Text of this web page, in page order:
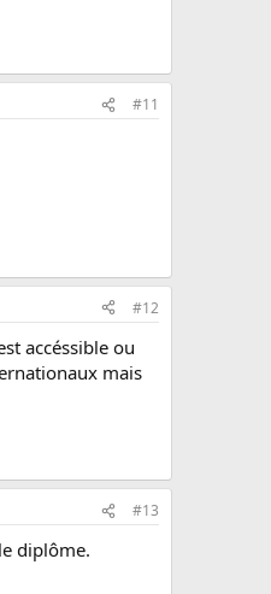
#11
#12
accéssible ou
mais
#13
diplôme.